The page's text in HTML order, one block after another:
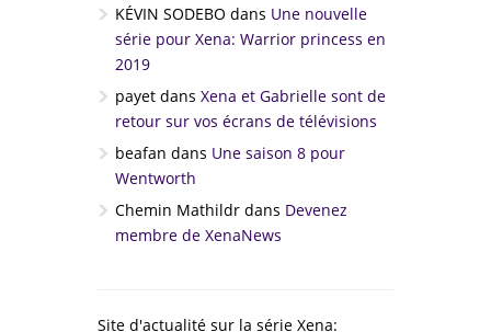
KÉVIN SODEBO dans Une nouvelle
série pour Xena: Warrior princess en
2019
payet dans Xena et Gabrielle sont de
retour sur vos écrans de télévisions
beafan dans Une saison 8 pour
Wentworth
Chemin Mathildr dans Devenez
membre de XenaNews
Site d'actualité sur la série Xena: